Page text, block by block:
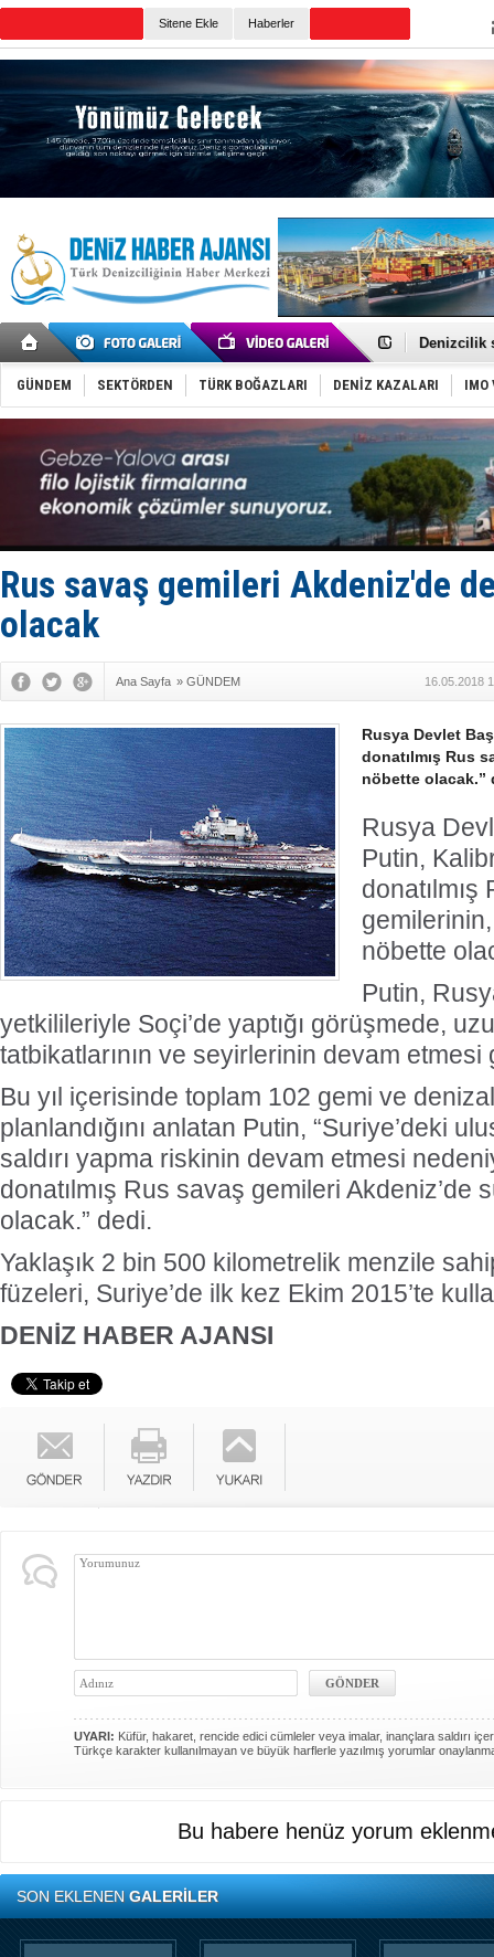
Sitene Ekle Haberler
Rusya,
Denizcilik
‘14.
Taksi
TÜRKLİM
SOCAR
Dünyanın
Keşfedildi:
Van’da
GÜNDEM SEKTÖRDEN TÜRK BOĞAZLARI DENİZ KAZALARI IMO
Rus savaş gemileri Akdeniz'de
olacak
Ana Sayfa » GÜNDEM 16.05.2018
Rusya Devlet
donatılmış Rus
nöbette olacak.”
Rusya
Putin,
nöbette
Putin,
yetkilileriyle Soçi’de yaptığı görüşmede,
tatbikatlarının ve seyirlerinin devam etmesi
Bu yıl içerisinde toplam 102 gemi ve
planlandığını anlatan Putin, “Suriye’deki
saldırı yapma riskinin devam etmesi
donatılmış Rus savaş gemileri Akdeniz’de
olacak.” dedi.
Yaklaşık 2 bin 500 kilometrelik menzile
füzeleri, Suriye’de ilk kez Ekim 2015’te
DENİZ HABER AJANSI
UYARI: Küfür, hakaret, rencide edici cümleler veya imalar, inançlara saldırı
Türkçe karakter kullanılmayan ve büyük harflerle yazılmış yorumlar
Bu habere henüz yorum
SON EKLENENGALERİLER